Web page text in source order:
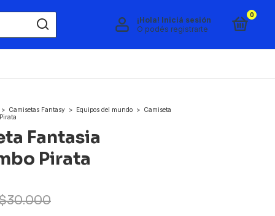
¡Hola! Iniciá sesión
O podés registrarte
0
> Camisetas Fantasy > Equipos del mundo > Camiseta
Fantasia
Pirata